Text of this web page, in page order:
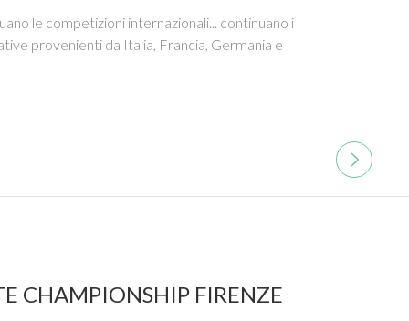
le competizioni internazionali... continuano i
provenienti da Italia, Francia, Germania e
CHAMPIONSHIP FIRENZE